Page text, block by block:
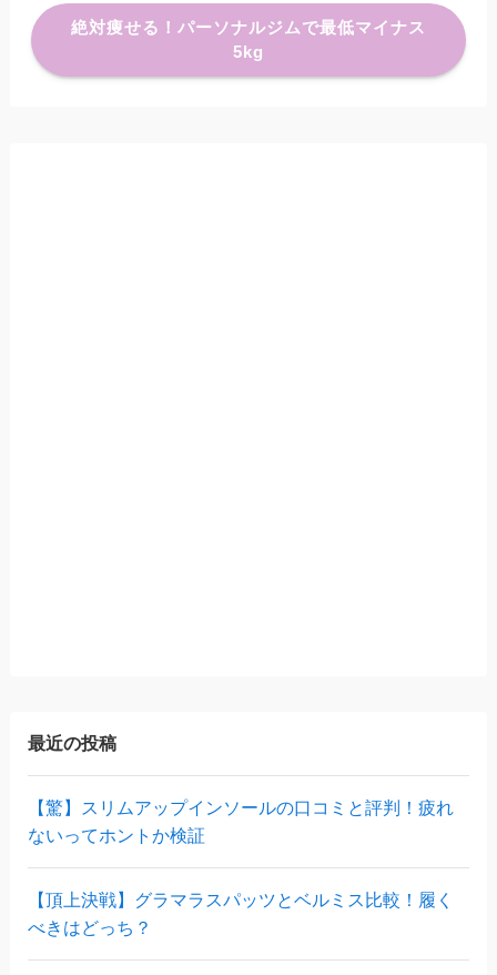
絶対痩せる！パーソナルジムで最低マイナス
5kg
最近の投稿
【驚】スリムアップインソールの口コミと評判！疲れ
ないってホントか検証
【頂上決戦】グラマラスパッツとベルミス比較！履く
べきはどっち？